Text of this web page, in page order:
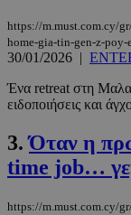
https://m.must.com.cy/
home-gia-tin-gen-z-poy-
30/01/2026 |
Ένα retreat στη
ειδοποιήσεις και
3.Όταν η
time job…
https://m.must.com.cy/